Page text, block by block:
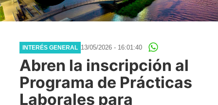
INTERÉS GENERAL 13/05/2026 - 16:01:40
Abren la inscripción al
Programa de Prácticas
Laborales para